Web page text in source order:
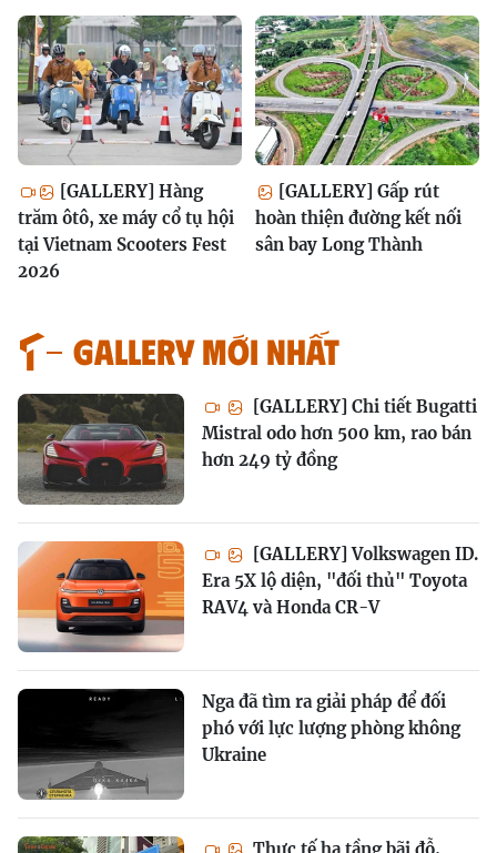
[GALLERY] Hàng
trăm ôtô, xe máy cổ tụ hội
tại Vietnam Scooters Fest
2026
[GALLERY] Gấp rút
hoàn thiện đường kết nối
sân bay Long Thành
GALLERY MỚI NHẤT
[GALLERY] Chi tiết Bugatti
Mistral odo hơn 500 km, rao bán
hơn 249 tỷ đồng
[GALLERY] Volkswagen ID.
Era 5X lộ diện, "đối thủ" Toyota
RAV4 và Honda CR-V
Nga đã tìm ra giải pháp để đối
phó với lực lượng phòng không
Ukraine
Thực tế hạ tầng bãi đỗ,